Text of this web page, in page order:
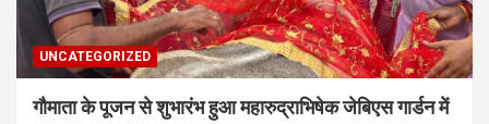
UNCATEGORIZED
गौमाता के पूजन से शुभारंभ हुआ महारुद्राभिषेक जेबिएस गार्डन में